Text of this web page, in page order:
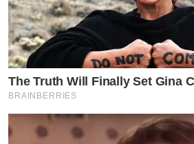
The Truth Will Finally Set Gina
BRAINBERRIES